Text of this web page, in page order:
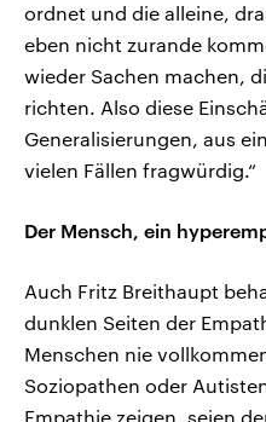
ordnet und die alleine,
eben nicht zurande
wieder Sachen machen,
richten. Also diese
Generalisierungen, aus
vielen Fällen fragwürdig.“
Der Mensch, ein
Auch Fritz Breithaupt
dunklen Seiten der
Menschen nie
Soziopathen oder
Empathie zeigen, seien